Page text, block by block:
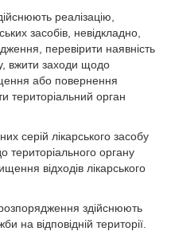
реалізацію,
засобів, невідкладно,
перевірити наявність
вжити заходи щодо
або повернення
територіальний орган
серій лікарського засобу
територіального органу
відходів лікарського
здійснюють
на відповідній території.